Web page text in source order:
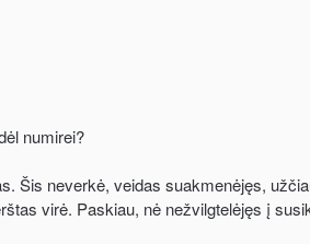
numirei?
Šis neverkė, veidas suakmenėjęs,
virė. Paskiau, nė nežvilgtelėjęs į